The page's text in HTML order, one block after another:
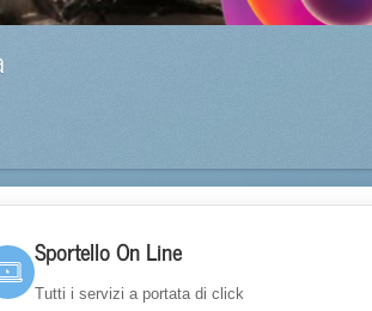
Sportello On Line
Tutti i servizi a portata di click